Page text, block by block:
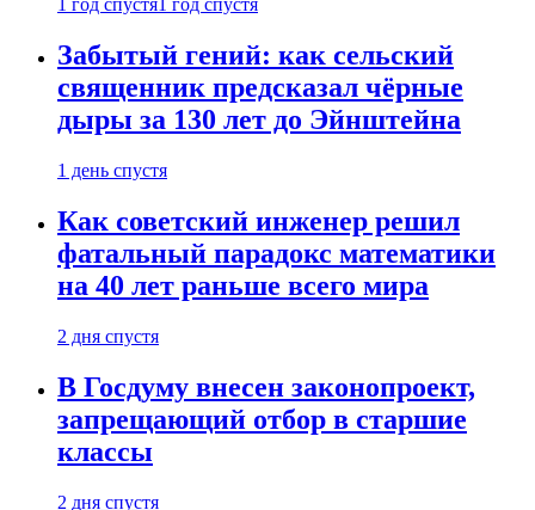
1 год спустя 1 год спустя
Забытый гений: как сельский
священник предсказал чёрные
дыры за 130 лет до Эйнштейна
1 день спустя
Как советский инженер решил
фатальный парадокс математики
на 40 лет раньше всего мира
2 дня спустя
В Госдуму внесен законопроект,
запрещающий отбор в старшие
классы
2 дня спустя